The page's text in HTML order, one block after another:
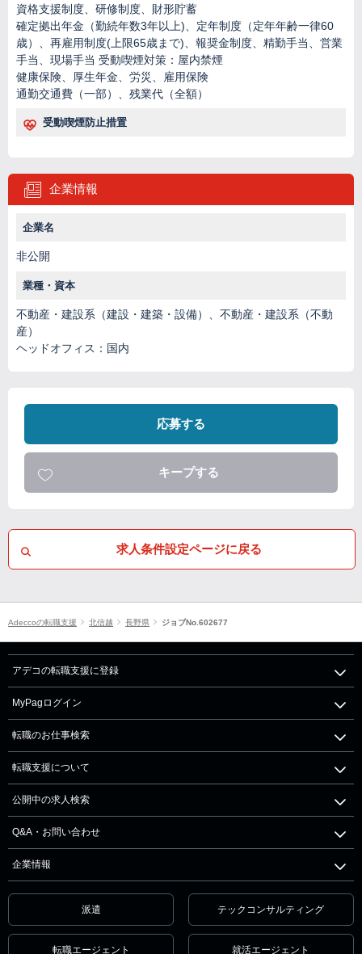
資格支援制度、研修制度、財形貯蓄
確定拠出年金（勤続年数3年以上)、定年制度（定年年齢一律60
歳）、再雇用制度(上限65歳まで)、報奨金制度、精勤手当、営業
手当、現場手当 受動喫煙対策：屋内禁煙
健康保険、厚生年金、労災、雇用保険
通勤交通費（一部）、残業代（全額）
受動喫煙防止措置
企業情報
企業名
非公開
業種・資本
不動産・建設系（建設・建築・設備）、不動産・建設系（不動
産）
ヘッドオフィス：国内
応募する
キープする
求人条件設定ページに戻る
Adeccoの転職支援 北信越 長野県 ジョブNo.602677
アデコの転職支援に登録
MyPagログイン
転職のお仕事検索
転職支援について
公開中の求人検索
Q&A・お問い合わせ
企業情報
派遣 テックコンサルティング
転職エージェント 就活エージェント